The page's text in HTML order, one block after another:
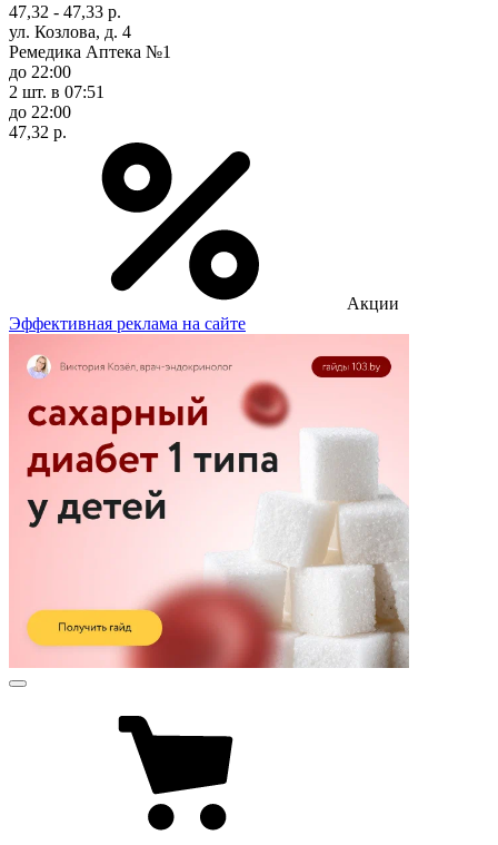
47,32 - 47,33 р.
ул. Козлова, д. 4
Ремедика Аптека №1
до 22:00
2 шт. в 07:51
до 22:00
47,32 р.
Акции
Эффективная реклама на сайте